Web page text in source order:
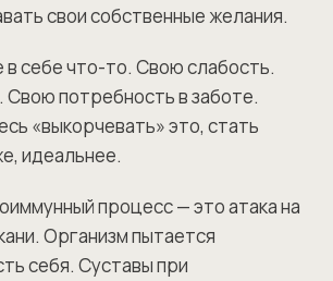
свои собственные желания.
себе что-то. Свою слабость.
Свою потребность в заботе.
«выкорчевать» это, стать
идеальнее.
процесс — это атака на
Организм пытается
себя. Суставы при